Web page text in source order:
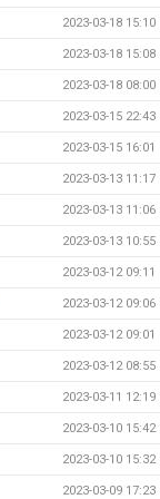
2023-03-18 15:10
2023-03-18 15:08
2023-03-18 08:00
2023-03-15 22:43
2023-03-15 16:01
2023-03-13 11:17
2023-03-13 11:06
2023-03-13 10:55
2023-03-12 09:11
2023-03-12 09:06
2023-03-12 09:01
2023-03-12 08:55
2023-03-11 12:19
2023-03-10 15:42
2023-03-10 15:32
2023-03-09 17:23